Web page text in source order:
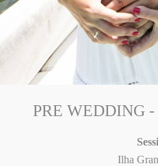
PRE WEDDING
Ilha